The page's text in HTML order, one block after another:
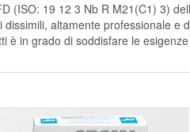
(ISO: 19 12 3 Nb R M21(C1) 3)
dissimili, altamente professionale e
è in grado di soddisfare le